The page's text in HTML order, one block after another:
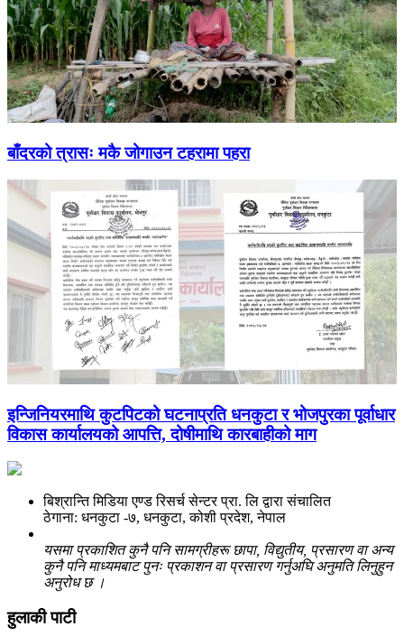
बाँदरको त्रासः मकै जोगाउन टहरामा पहरा
इन्जिनियरमाथि कुटपिटको घटनाप्रति धनकुटा र भोजपुरका पूर्वाधार
विकास कार्यालयको आपत्ति, दोषीमाथि कारबाहीको माग
बिश्रान्ति मिडिया एण्ड रिसर्च सेन्टर प्रा. लि द्वारा संचालित
ठेगाना: धनकुटा -७, धनकुटा, कोशी प्रदेश, नेपाल
यसमा प्रकाशित कुनै पनि सामग्रीहरू छापा, विद्युतीय, प्रसारण वा अन्य
कुनै पनि माध्यमबाट पुनः प्रकाशन वा प्रसारण गर्नुअघि अनुमति लिनुहुन
अनुरोध छ ।
हुलाकी पाटी